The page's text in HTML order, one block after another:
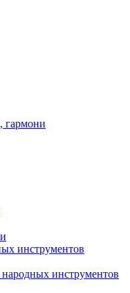
гармони
инструментов
инструментов